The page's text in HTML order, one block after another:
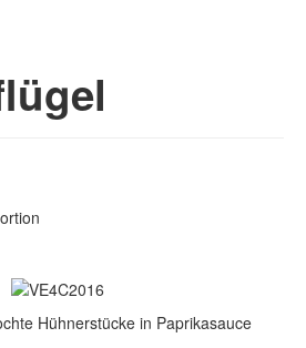
Hühnerstücke in Paprikasauce